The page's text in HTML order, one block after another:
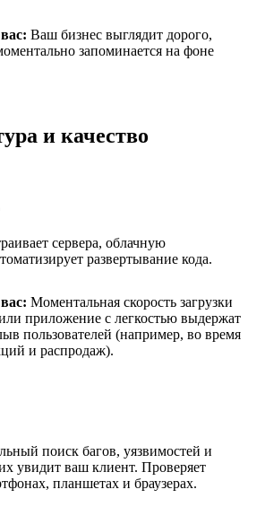
Ваш бизнес выглядит дорого,
запоминается на фоне
и качество
сервера, облачную
развертывание кода.
Моментальная скорость загрузки
приложение с легкостью выдержат
пользователей (например, во время
и распродаж).
поиск багов, уязвимостей и
увидит ваш клиент. Проверяет
планшетах и браузерах.